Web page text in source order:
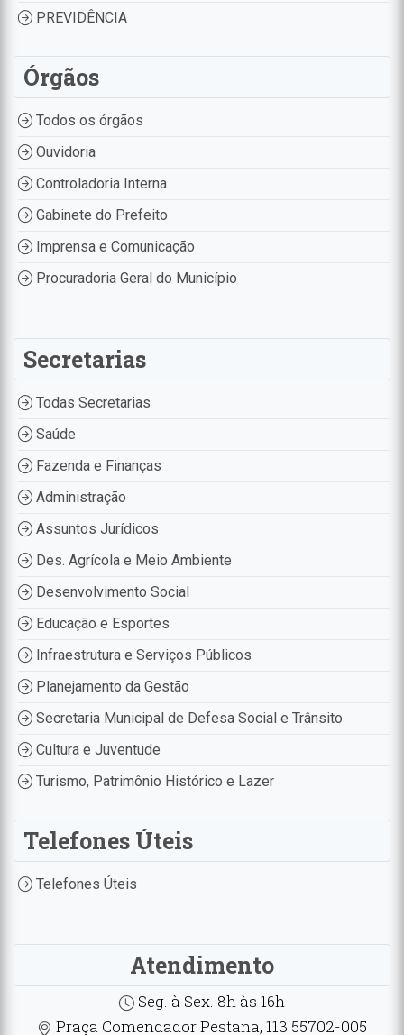
PREVIDÊNCIA
Órgãos
Todos os órgãos
Ouvidoria
Controladoria Interna
Gabinete do Prefeito
Imprensa e Comunicação
Procuradoria Geral do Município
Secretarias
Todas Secretarias
Saúde
Fazenda e Finanças
Administração
Assuntos Jurídicos
Des. Agrícola e Meio Ambiente
Desenvolvimento Social
Educação e Esportes
Infraestrutura e Serviços Públicos
Planejamento da Gestão
Secretaria Municipal de Defesa Social e Trânsito
Cultura e Juventude
Turismo, Patrimônio Histórico e Lazer
Telefones Úteis
Telefones Úteis
Atendimento
Seg. à Sex. 8h às 16h
Praça Comendador Pestana, 113 55702-005